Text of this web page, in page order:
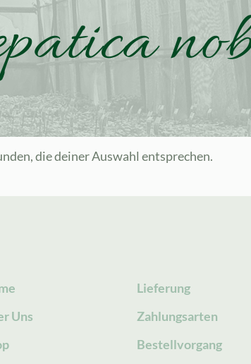
die deiner Auswahl entsprechen.
Uns
Lieferung
Zahlungsarten
Bestellvorgang